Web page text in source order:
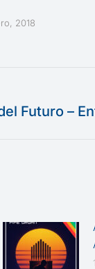
2018
Futuro –